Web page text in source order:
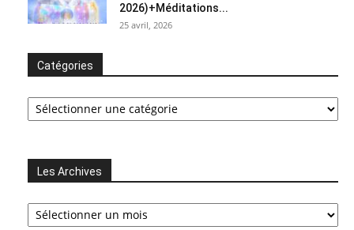
2026)+Méditations...
25 avril, 2026
Catégories
Catégories
Les Archives
Les
Archives